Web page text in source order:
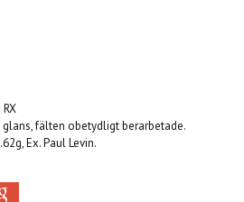
fälten obetydligt berarbetade.
Ex. Paul Levin.